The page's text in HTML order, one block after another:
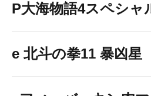
P大海物語4スペシャ
e 北斗の拳11 暴凶星